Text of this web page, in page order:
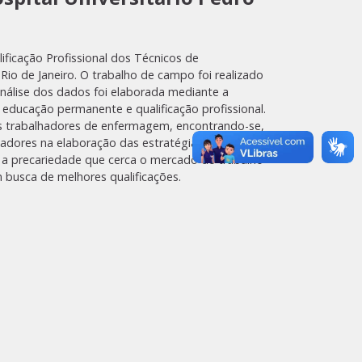
Profissional dos Técnicos de
de Janeiro. O trabalho de campo foi realizado
dos dados foi elaborada mediante a
permanente e qualificação profissional.
de enfermagem, encontrando-se,
na elaboração das estratégias
precariedade que cerca o mercado de trabalho
de melhores qualificações.